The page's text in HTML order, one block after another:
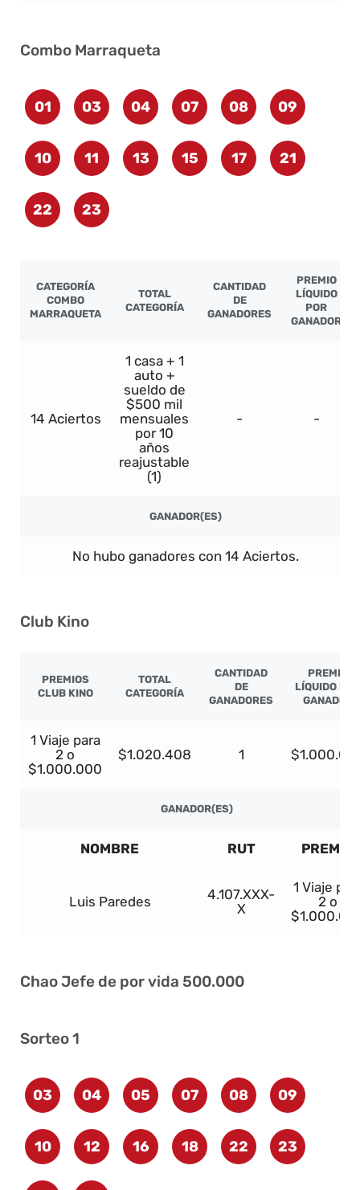
Combo Marraqueta
01 03 04 07 08 09
10 11 13 15 17 21
22 23
CATEGORÍA
COMBO
MARRAQUETA
TOTAL
CATEGORÍA
CANTIDAD
DE
GANADORES
PREMIO
LÍQUIDO
POR
GANADOR
14 Aciertos
1 casa + 1
auto +
sueldo de
$500 mil
mensuales
por 10
años
reajustable
(1)
- -
GANADOR(ES)
No hubo ganadores con 14 Aciertos.
Club Kino
PREMIOS
CLUB KINO
TOTAL
CATEGORÍA
CANTIDAD
DE
GANADORES
PREMIO
LÍQUIDO POR
GANADOR
1 Viaje para
2 o
$1.000.000
$1.020.408 1
GANADOR(ES)
NOMBRE RUT PREMIO
Luis Paredes
4.107.XXX-
X
1 Viaje
2 o
Chao Jefe de por vida 500.000
Sorteo 1
03 04 05 07 08 09
10 12 16 18 22 23